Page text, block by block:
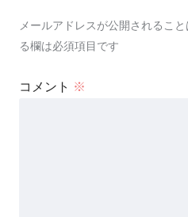
メールアドレスが公開されること
る欄は必須項目です
コメント ※